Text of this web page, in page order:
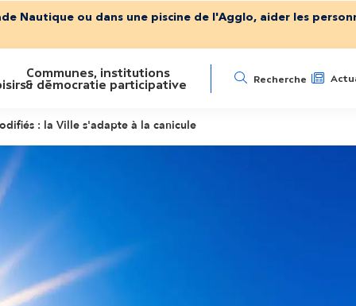
Nautique ou dans une piscine de l'Agglo, aider les
Communes, institutions
& démocratie participative
NRecherche
: la Ville s'adapte à la canicule